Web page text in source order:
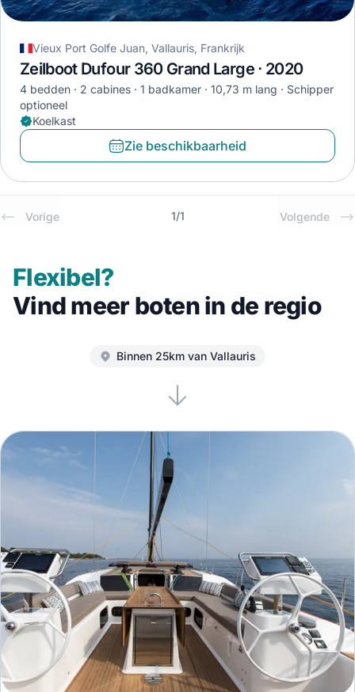
Vieux Port Golfe Juan, Vallauris, Frankrijk
Zeilboot Dufour 360 Grand Large · 2020
4 bedden 2 cabines 1 badkamer 10,73 m lang
Schipper
optioneel
Koelkast
Zie beschikbaarheid
Vorige 1/1 Volgende
Flexibel?
Vind meer boten in de regio
Binnen 25km van Vallauris